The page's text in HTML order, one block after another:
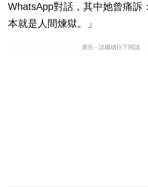
WhatsApp對話，其中她曾痛訴
本就是人間煉獄。」
廣告 - 請繼續往下閱讀